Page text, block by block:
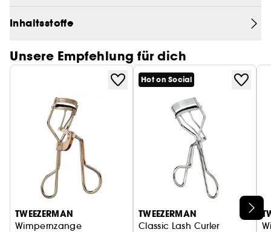
Pediküre geeignet, da sie einem Einwachsen der
Fußnägel durch den geraden Schnitt vorbeugen
• Aus Edelstahl gefertigt und leicht zu reinigen
• In der integrierten Box werden Nagelstücke
aufgefangen. Dadurch ist die Maniküre besonders
einfach und komfortabel
Inhaltsstoffe
Unsere Empfehlung für dich
TWEEZERMAN
Wimpernzange
Hot on Social
TWEEZERMAN
Classic Lash Curler